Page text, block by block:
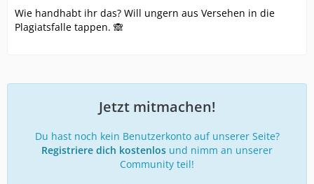
Wie handhabt ihr das? Will ungern aus Versehen in die
Plagiatsfalle tappen. 🙈
Jetzt mitmachen!
Du hast noch kein Benutzerkonto auf unserer Seite?
Registriere dich kostenlos und nimm an unserer
Community teil!